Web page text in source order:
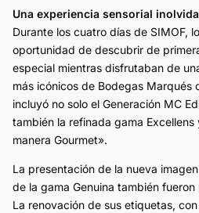
Una experiencia sensorial
Durante los cuatro días de SIMOF,
oportunidad de descubrir de
especial mientras disfrutaban de
más icónicos de Bodegas Marqués
incluyó no solo el Generación MC
también la refinada gama
manera Gourmet».
La presentación de la nueva
de la gama Genuina también
La renovación de sus etiquetas,